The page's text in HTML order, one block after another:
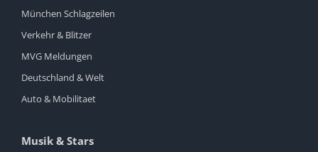
München Schlagzeilen
Verkehr & Blitzer
MVG Meldungen
Deutschland & Welt
Auto & Mobilitaet
Musik & Stars